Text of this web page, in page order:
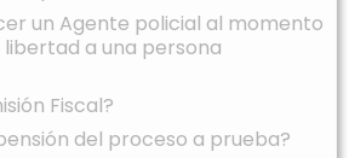
un Agente policial al momento
a una persona
Fiscal?
del proceso a prueba?